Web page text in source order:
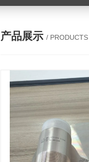
产品展示 / PRODUCTS